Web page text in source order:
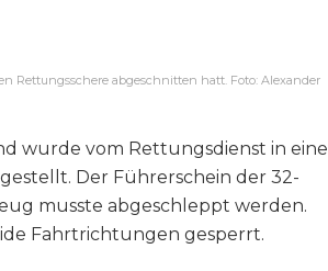
Rettungsschere abgeschnitten hatt. Foto: Alexander
wurde vom Rettungsdienst in eine
Der Führerschein der 32-
musste abgeschleppt werden.
Fahrtrichtungen gesperrt.